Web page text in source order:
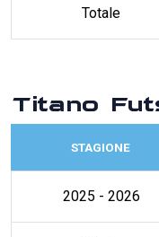
Totale
Titano
STAGIONE
2025 - 2026